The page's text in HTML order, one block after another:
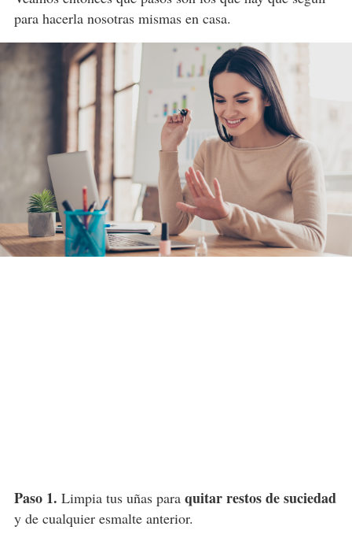
para hacerla nosotras mismas en casa.
Paso 1. Limpia tus uñas para quitar restos de suciedad
y de cualquier esmalte anterior.